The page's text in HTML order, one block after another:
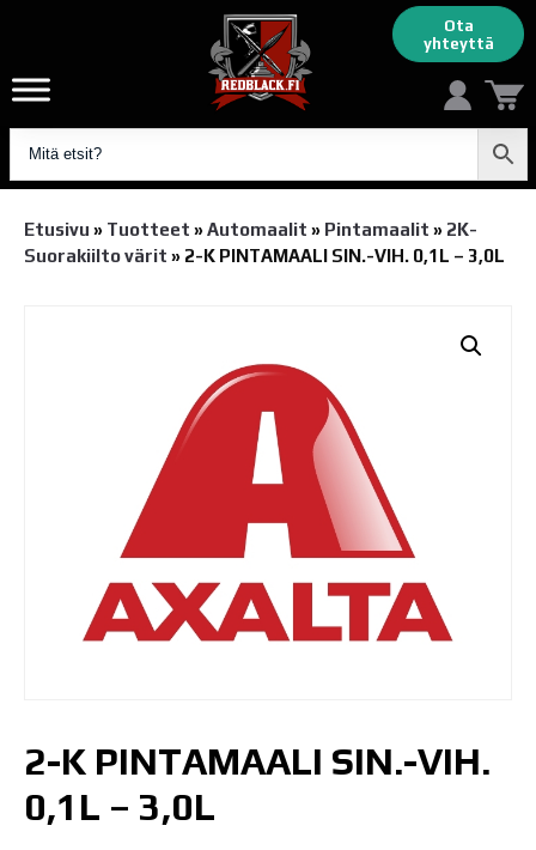
Ota
yhteyttä
Etusivu » Tuotteet » Automaalit » Pintamaalit » 2K-
Suorakiilto värit » 2-K PINTAMAALI SIN.-VIH. 0,1L – 3,0L
2-K PINTAMAALI SIN.-VIH.
0,1L – 3,0L